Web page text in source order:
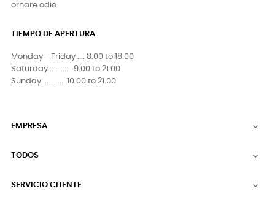
ornare odio
TIEMPO DE APERTURA
Monday - Friday .... 8.00 to 18.00
Saturday ............ 9.00 to 21.00
Sunday ............ 10.00 to 21.00
EMPRESA 
TODOS 
SERVICIO CLIENTE 